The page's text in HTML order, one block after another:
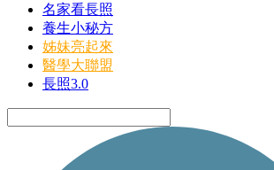
名家看長照
養生小秘方
姊妹亮起來
醫學大聯盟
長照3.0